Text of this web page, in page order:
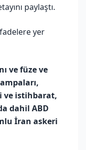
paylaştı.
yer
ve füze ve
ve istihbarat,
dahil ABD
İran askeri